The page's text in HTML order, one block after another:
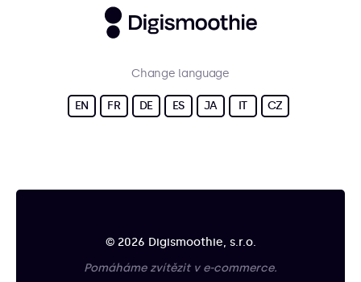
Change language
EN FR DE ES JA IT CZ
© 2026 Digismoothie, s.r.o.
Pomáháme zvítězit v e-commerce.